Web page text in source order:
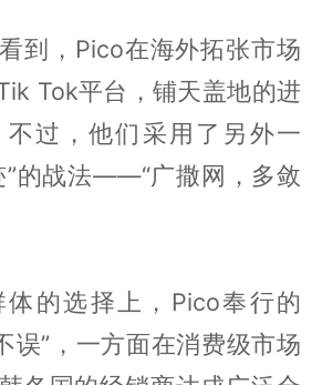
到，Pico在海外拓张市场
Tok平台，铺天盖地的进
过，他们采用了另外一
”的战法——“广撒网，多敛
的选择上，Pico奉行的
误”，一方面在消费级市场